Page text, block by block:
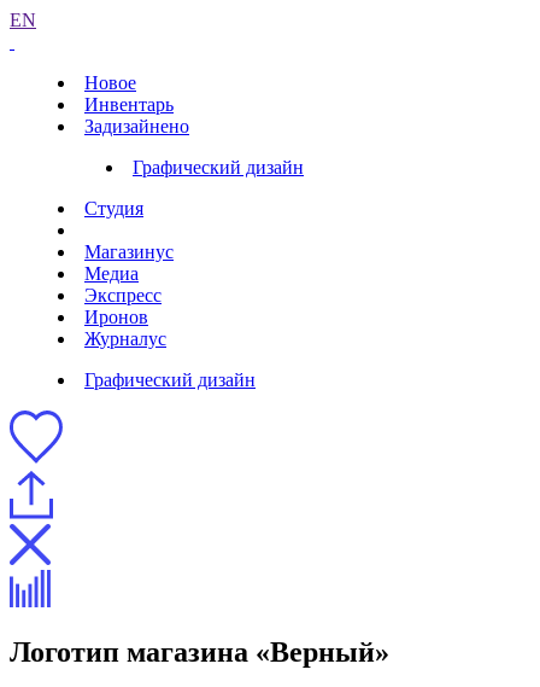
EN
Новое
Инвентарь
Задизайнено
Графический дизайн
Студия
Магазинус
Медиа
Экспресс
Иронов
Журналус
Графический дизайн
Логотип магазина «Верный»